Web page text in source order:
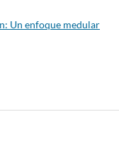
Un enfoque medular